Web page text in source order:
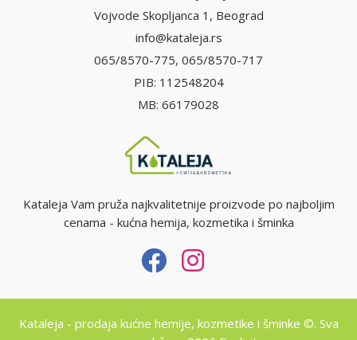
Vojvode Skopljanca 1, Beograd
info@kataleja.rs
065/8570-775, 065/8570-717
PIB: 112548204
MB: 66179028
Kataleja Vam pruža najkvalitetnije proizvode po najboljim
cenama - kućna hemija, kozmetika i šminka
Kataleja - prodaja kućne hemije, kozmetike i šminke ©. Sva